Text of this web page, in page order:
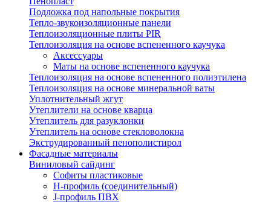
Подложка под напольные покрытия
Тепло-звукоизоляционные панели
Теплоизоляционные плиты PIR
Теплоизоляция на основе вспененного каучука
Аксессуары
Маты на основе вспененного каучука
Теплоизоляция на основе вспененного полиэтилена
Теплоизоляция на основе минеральной ваты
Уплотнительный жгут
Утеплители на основе кварца
Утеплитель для разуклонки
Утеплитель на основе стекловолокна
Экструдированный пенополистирол
Фасадные материалы
Виниловый сайдинг
Cофиты пластиковые
H-профиль (соединительный)
J-профиль ПВХ